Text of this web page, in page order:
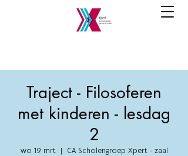
Traject - Filosoferen
met kinderen - lesdag
2
wo 19 mrt
  |
CA Scholengroep Xpert - zaal